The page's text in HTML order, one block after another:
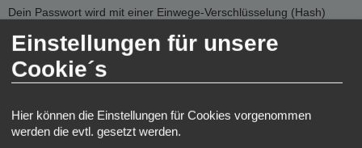
Dein Passwort wird mit einer Einwege-Verschlüsselung (Hash)
dieses Passwort nicht auf einer Vielzahl von Webseiten zu
verwenden. Das Passwort ist dein Schlüssel zu deinem
Benutzerkonto für das Board, also geh mit ihm sorgsam um.
Limited oder ein Dritter berechtigterweise nach deinem Passwort
fragen. Solltest du dein Passwort vergessen haben, so kannst du
die Funktion „Ich habe mein Passwort vergessen“ benutzen. Die
Einstellungen für unsere
Cookie´s
Hier können die Einstellungen für Cookies vorgenommen
werden die evtl. gesetzt werden.